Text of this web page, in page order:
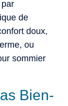
de
doux,
ou
sommier
Bien-